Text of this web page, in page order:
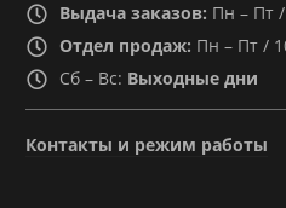
Выдача заказов: Пн – Пт
Отдел продаж: Пн – Пт /
Сб – Вс: Выходные дни
Контакты и режим работы